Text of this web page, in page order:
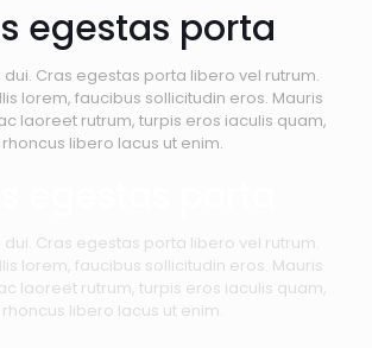
egestas porta
dui. Cras egestas porta libero vel rutrum.
lorem, faucibus sollicitudin eros. Mauris
laoreet rutrum, turpis eros iaculis quam,
libero lacus ut enim.
Cras egestas porta libero vel rutrum.
lorem, faucibus sollicitudin eros. Mauris
laoreet rutrum, turpis eros iaculis quam,
libero lacus ut enim.